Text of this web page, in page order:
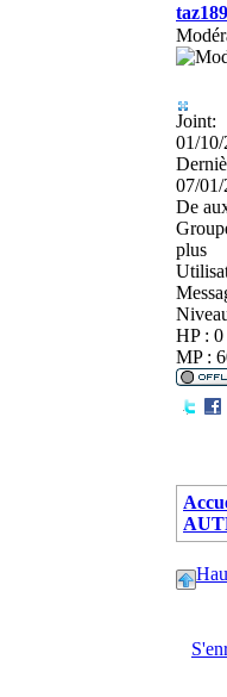
taz189
Joint:
01/
07/
De
plus
HP : 0
MP :